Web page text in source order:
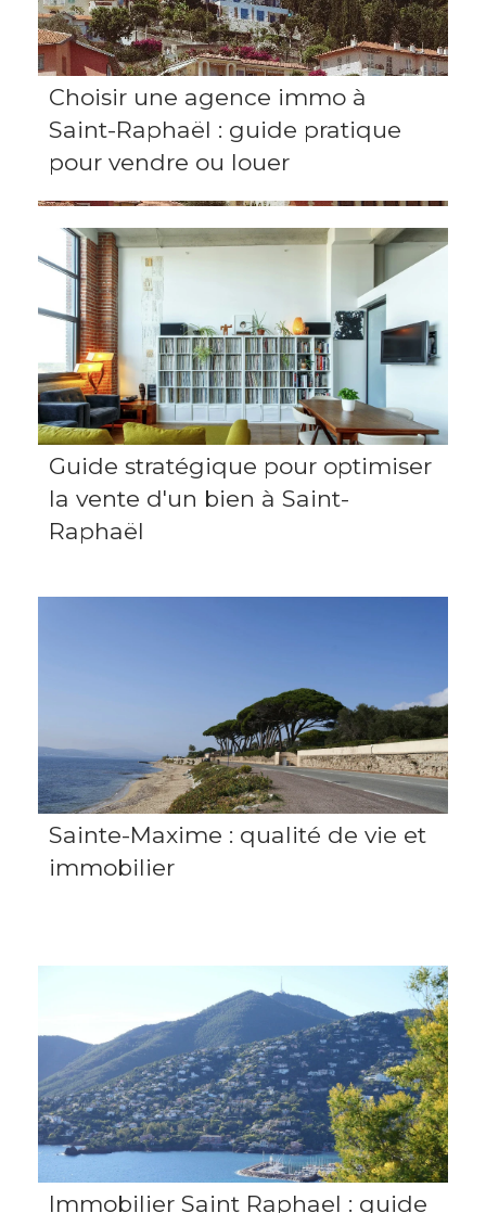
Choisir une agence immo à
Saint-Raphaël : guide pratique
pour vendre ou louer
Guide stratégique pour optimiser
la vente d'un bien à Saint-
Raphaël
Sainte-Maxime : qualité de vie et
immobilier
Immobilier Saint Raphael : guide